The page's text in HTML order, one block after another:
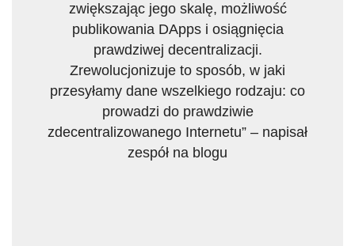
zwiększając jego skalę, możliwość
publikowania DApps i osiągnięcia
prawdziwej decentralizacji.
Zrewolucjonizuje to sposób, w jaki
przesyłamy dane wszelkiego rodzaju: co
prowadzi do prawdziwie
zdecentralizowanego Internetu” – napisał
zespół na blogu